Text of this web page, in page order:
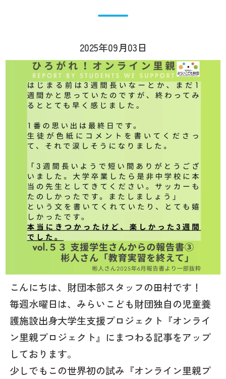
2025年09月03日
こんにちは、財団本部スタッフの田村です！
毎週水曜日は、みらいこども財団独自の児童養
護施設出身大学生支援プロジェクト『オンライ
ン里親プロジェクト』にまつわる記事をアップ
しております。
少しでもこの世界初の試み『オンライン里親プ